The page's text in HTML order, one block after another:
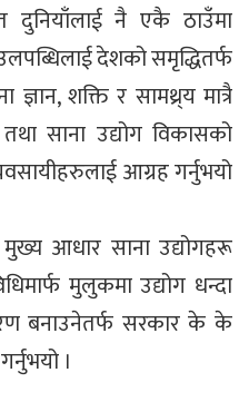
दुनियाँलाई नै एकै ठाउँमा
देशको समृद्धितर्फ
शक्ति र सामथ्र्य मात्रै
साना उद्योग विकासको
आग्रह गर्नुभयो
आधार साना उद्योगहरू
मुलुकमा उद्योग धन्दा
बनाउनेतर्फ सरकार के के
।